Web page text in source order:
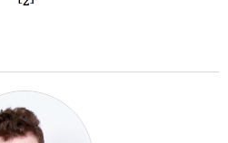
Inne
C++